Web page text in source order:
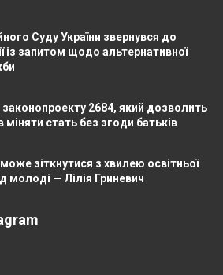
Суду України звернувся до
із запитом щодо альтернативної
2684, який дозволить
міняти стать без згоди батьків
може зіткнутися з хвилею освітньої
молоді — Лілія Гриневич